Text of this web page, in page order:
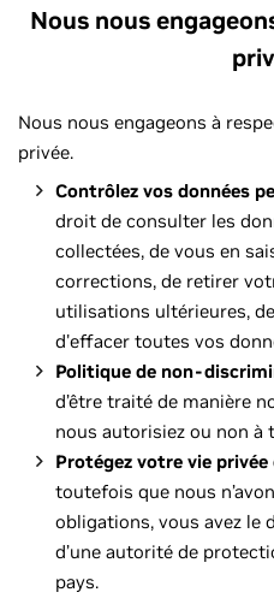
Nous nous
Nous nous engageons à
privée.
Contrôlez vos données
droit de consulter les
collectées, de vous en
corrections, de retirer
utilisations ultérieures,
d'effacer toutes vos
Politique de non-
d’être traité de manière
nous autorisiez ou non à
Protégez votre vie
toutefois que nous
obligations, vous avez le
d’une autorité de
pays.